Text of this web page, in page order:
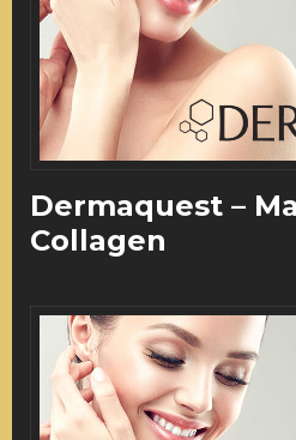
Dermaquest –
Collagen